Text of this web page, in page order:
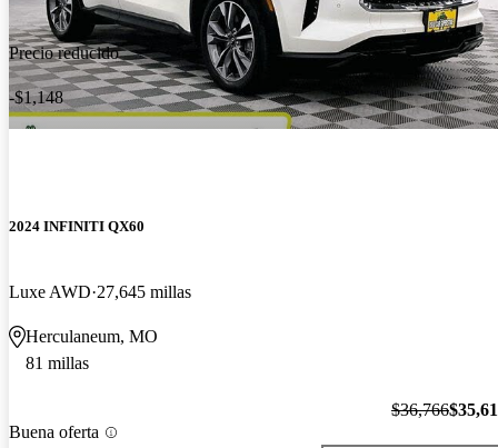
Precio reducido
-$1,148
2024 INFINITI QX60
Luxe AWD 27,645 millas
Herculaneum, MO
81 millas
Buena oferta
$36,766